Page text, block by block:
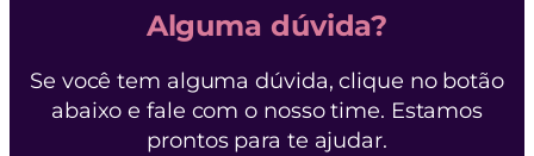
Alguma dúvida?
Se você tem alguma dúvida, clique no botão
abaixo e fale com o nosso time. Estamos
prontos para te ajudar.